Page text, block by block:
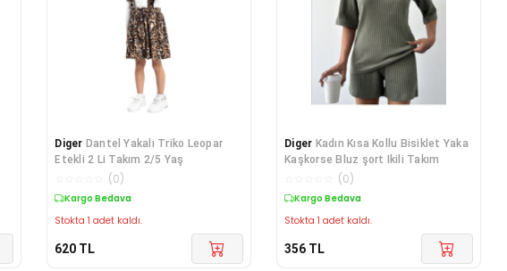
Diger Dantel Yakalı Triko Leopar
Etekli 2 Li Takım 2/5 Yaş
(0)
Kargo Bedava
Stokta 1 adet kaldı.
620 TL
Diger Kadın Kısa Kollu Bisiklet Yaka
Kaşkorse Bluz şort Ikili Takım
(0)
Kargo Bedava
Stokta 1 adet kaldı.
356 TL